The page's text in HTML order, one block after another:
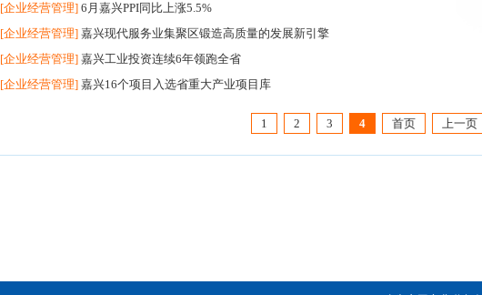
[企业经营管理] 6月嘉兴PPI同比上涨5.5%
[企业经营管理] 嘉兴现代服务业集聚区锻造高质量的发展新引擎
[企业经营管理] 嘉兴工业投资连续6年领跑全省
[企业经营管理] 嘉兴16个项目入选省重大产业项目库
1 2 3 4 首页 上一页